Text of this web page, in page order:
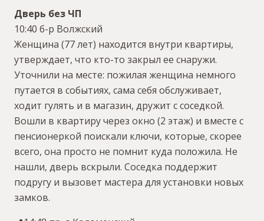
Дверь без ЧП
10:40 б-р Волжский
Женщина (77 лет) находится внутри квартиры,
утверждает, что кто-то закрыл ее снаружи.
Уточнили на месте: пожилая женщина немного
путается в событиях, сама себя обслуживает,
ходит гулять и в магазин, дружит с соседкой.
Вошли в квартиру через окно (2 этаж) и вместе с
пенсионеркой поискали ключи, которые, скорее
всего, она просто не помнит куда положила. Не
нашли, дверь вскрыли. Соседка поддержит
подругу и вызовет мастера для установки новых
замков.